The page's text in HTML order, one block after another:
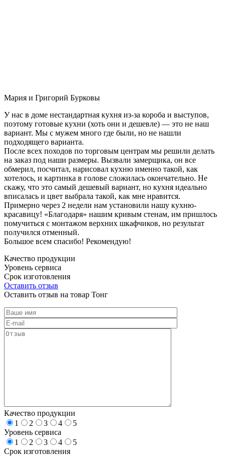
Мария и Григорий Бурковы
У нас в доме нестандартная кухня из-за короба и выступов,
поэтому готовые кухни (хоть они и дешевле) — это не наш
вариант. Мы с мужем много где были, но не нашли
подходящего варианта.
После всех походов по торговым центрам мы решили делать
на заказ под наши размеры. Вызвали замерщика, он все
обмерил, посчитал, нарисовал кухню именно такой, как
хотелось, и картинка в голове сложилась окончательно. Не
скажу, что это самый дешевый вариант, но кухня идеально
вписалась и цвет выбрала такой, как мне нравится.
Примерно через 2 недели нам установили нашу кухню-
красавицу! «Благодаря» нашим кривым стенам, им пришлось
помучиться с монтажом верхних шкафчиков, но результат
получился отменный.
Большое всем спасибо! Рекомендую!
Качество продукции
Уровень сервиса
Срок изготовления
Оставить отзыв
Оставить отзыв на товар Тонг
Качество продукции
1
2 3 4
5
Уровень сервиса
1
2 3 4
5
Срок изготовления